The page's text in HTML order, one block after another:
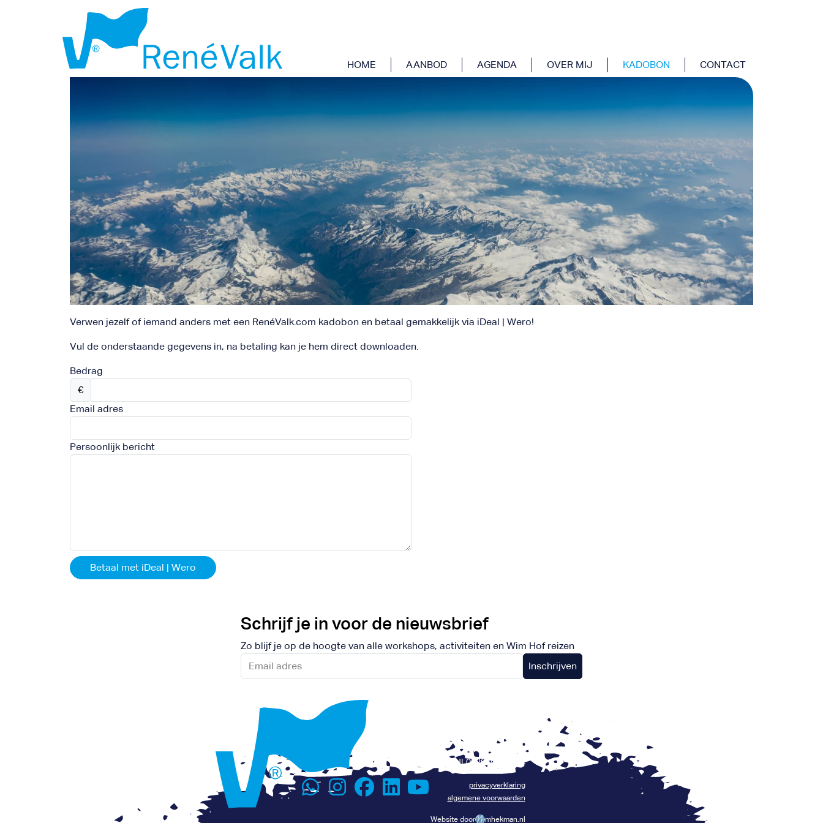
HOME AANBOD AGENDA OVER MIJ KADOBON CONTACT
RENÉVALK.COM
KADOBON
Verwen jezelf of iemand anders met een RenéValk.com kadobon en betaal gemakkelijk via iDeal | Wero!
Vul de onderstaande gegevens in, na betaling kan je hem direct downloaden.
Bedrag
€
Email adres
Persoonlijk bericht
Betaal met iDeal | Wero
Schrijf je in voor de nieuwsbrief
Zo blijf je op de hoogte van alle workshops, activiteiten en Wim Hof reizen
+31 6 116 075 96
info@renevalk.com
Lees het verhaal van René
KVK: 74539035
BTW: NL002069134B24
privacyverklaring
algemene voorwaarden
Website door mhekman.nl